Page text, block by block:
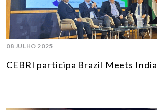
08 JULHO 2025
CEBRI participa Brazil Meets India